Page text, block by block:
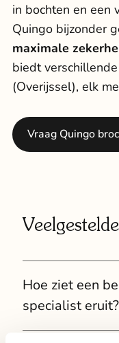
in bochten en een
Quingo bijzonder
maximale
biedt
(Overijssel), elk
Vraag Quingo
Hoe ziet een
specialist eruit?
Uw bezoek